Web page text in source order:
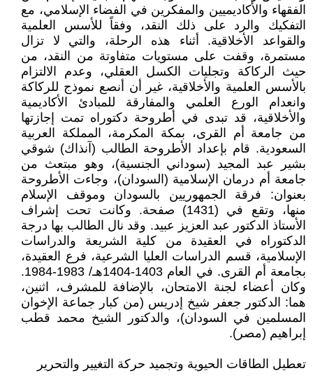
الفقهاء والأكاديميين والمفكرين في الفضاء الإسلامي، مع
التفكيك والرد على ذلك النقد، وفقاً للأسس العلمية
والقواعد الأخلاقية. أثناء هذه الرحلة، والتي لا تزال
مستمرة، وقفت على مستويات متفاوتة من النقد، من
حيث الركاكة وتجليات الكسل العقلي، وعدم الالتزام
بالأسس العلمية والأخلاقية، غير أن أنصع نموذج للركاكة
وانعدام الورع العلمي والمفارقة للمبادئ الأكاديمية
والأخلاقية، قد تبدى في أطروحة دكتوراه تمت إجازتها
من جامعة أم القرى، بمكة المكرمة، المملكة العربية
السعودية. قام بإعداد الأطروحة الطالب (آنذاك) شوقي
بشير عبد المجيد (سوداني الجنسية)، وهو مبتعث من
جامعة أم درمان الإسلامية (السودان)، وجاءت الأطروحة
بعنوان: فرقة الجمهوريين بالسودان وموقف الإسلام
منها، وتقع في (1431) صفحة. وكانت تحت إشراف
الأستاذ الدكتور عبد العزيز عبيد. وقد نال الطالب بها درجة
الدكتوراه في العقيدة من كلية الشريعة والدراسات
الإسلامية، قسم الدراسات العليا الشرعية، فرع العقيدة،
بجامعة أم القرى. في العام 1403-1404هـ/ 1983-1984.
وكان أعضاء لجنة الامتحان، بالإضافة للمشرف، اثنين،
هما: الدكتور جعفر شيخ إدريس (من كبار جماعة الإخوان
المسلمين في السودان)، والدكتور الشيخ محمد قطب
إبراهيم (مصر).
تعطيل الطاقات الحيوية وتجميد حركة التغيير والتحرير